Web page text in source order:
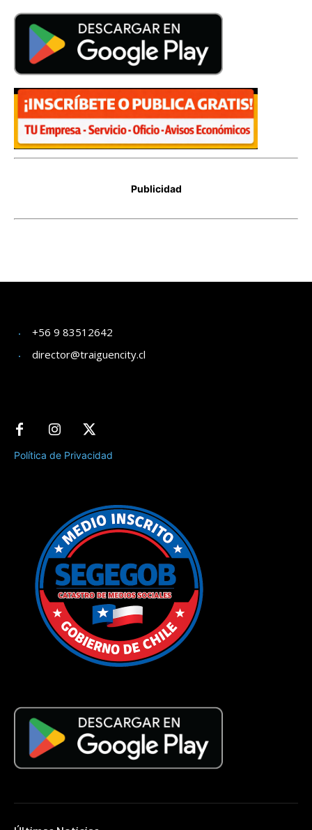
+56 9 83512642
director@traiguencity.cl
Política de Privacidad